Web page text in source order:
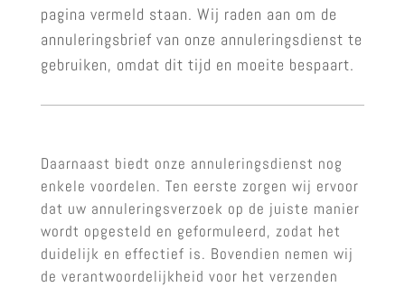
pagina vermeld staan. Wij raden aan om de
annuleringsbrief van onze annuleringsdienst te
gebruiken, omdat dit tijd en moeite bespaart.
Daarnaast biedt onze annuleringsdienst nog
enkele voordelen. Ten eerste zorgen wij ervoor
dat uw annuleringsverzoek op de juiste manier
wordt opgesteld en geformuleerd, zodat het
duidelijk en effectief is. Bovendien nemen wij
de verantwoordelijkheid voor het verzenden